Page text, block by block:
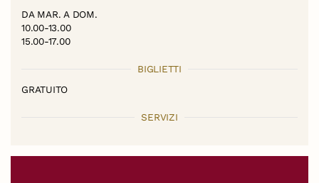
DA MAR. A DOM.
10.00-13.00
15.00-17.00
BIGLIETTI
GRATUITO
SERVIZI